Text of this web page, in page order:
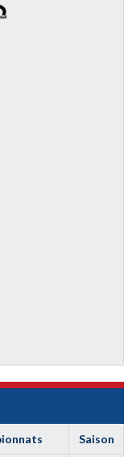
Saison